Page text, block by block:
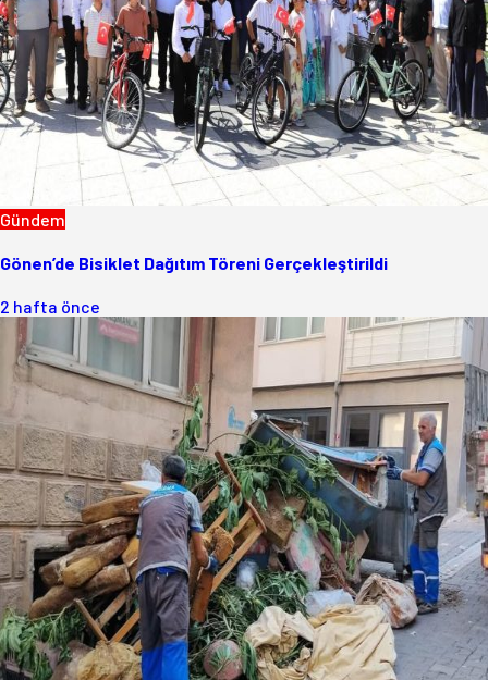
Gündem
Gönen’de Bisiklet Dağıtım Töreni Gerçekleştirildi
2 hafta önce